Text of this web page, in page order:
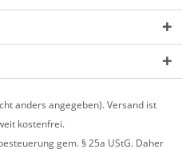
anders angegeben). Versand ist
kostenfrei.
gem. § 25a UStG. Daher